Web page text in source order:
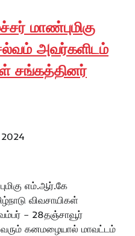
மாண்புமிகு
அவர்களிடம்
சங்கத்தினர்
எம்.ஆர்.கே
விவசாயிகள்
– 28தஞ்சாவூர்
வரும் கனமழையால் மாவட்டம்